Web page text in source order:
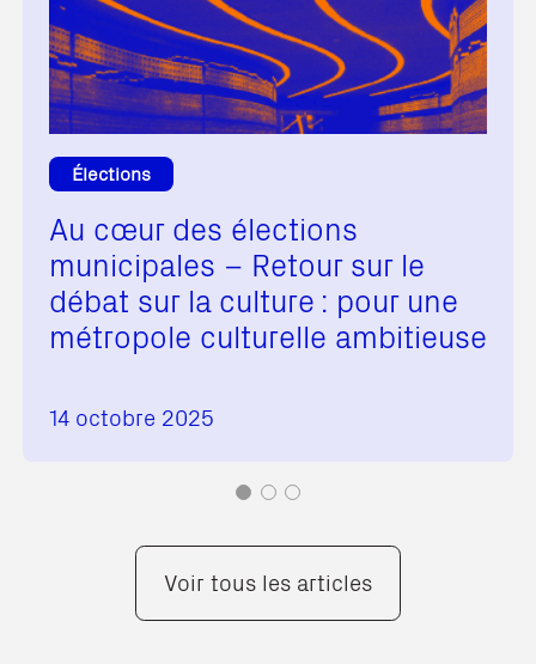
Élections
Au cœur des élections
municipales – Retour sur le
débat sur la culture : pour une
métropole culturelle ambitieuse
14 octobre 2025
Voir tous les articles